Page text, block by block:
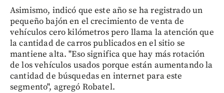
Asimismo, indicó que este año se ha registrado un
pequeño bajón en el crecimiento de venta de
vehículos cero kilómetros pero llama la atención que
la cantidad de carros publicados en el sitio se
mantiene alta. "Eso significa que hay más rotación
de los vehículos usados porque están aumentando la
cantidad de búsquedas en internet para este
segmento", agregó Robatel.